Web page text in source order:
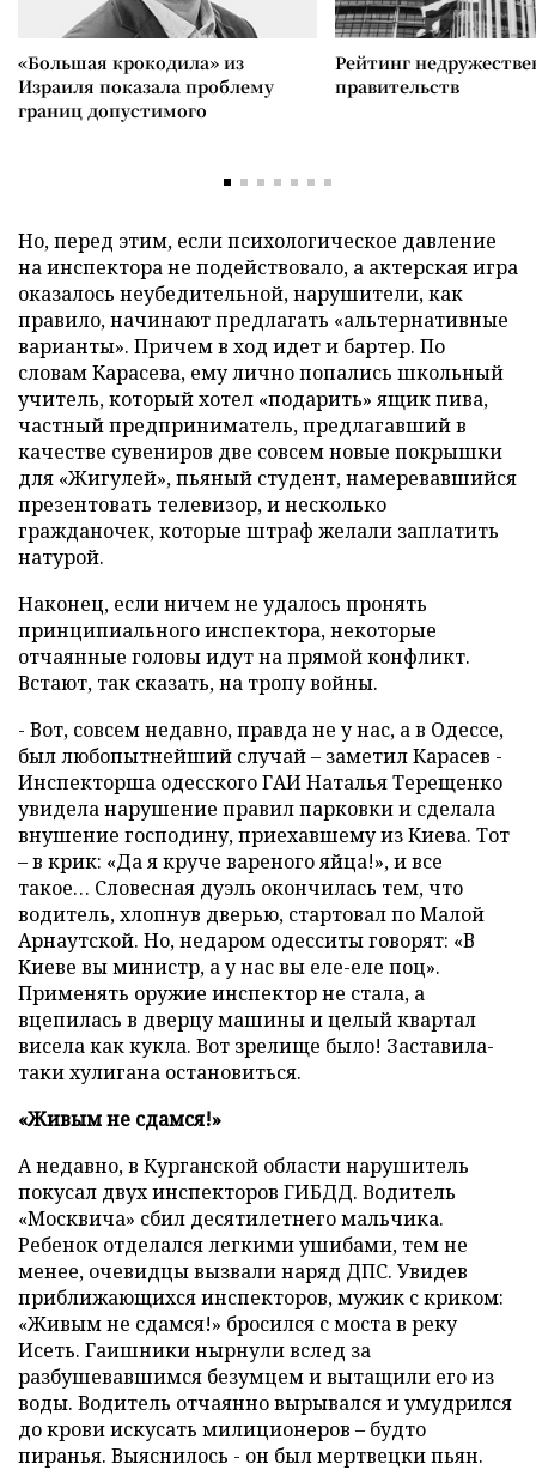
«Большая крокодила» из
Израиля показала проблему
границ допустимого
Рейтинг
правительств
Но, перед этим, если психологическое давление
на инспектора не подействовало, а актерская игра
оказалось неубедительной, нарушители, как
правило, начинают предлагать «альтернативные
варианты». Причем в ход идет и бартер. По
словам Карасева, ему лично попались школьный
учитель, который хотел «подарить» ящик пива,
частный предприниматель, предлагавший в
качестве сувениров две совсем новые покрышки
для «Жигулей», пьяный студент, намеревавшийся
презентовать телевизор, и несколько
гражданочек, которые штраф желали заплатить
натурой.
Наконец, если ничем не удалось пронять
принципиального инспектора, некоторые
отчаянные головы идут на прямой конфликт.
Встают, так сказать, на тропу войны.
- Вот, совсем недавно, правда не у нас, а в Одессе,
был любопытнейший случай – заметил Карасев -
Инспекторша одесского ГАИ Наталья Терещенко
увидела нарушение правил парковки и сделала
внушение господину, приехавшему из Киева. Тот
– в крик: «Да я круче вареного яйца!», и все
такое… Словесная дуэль окончилась тем, что
водитель, хлопнув дверью, стартовал по Малой
Арнаутской. Но, недаром одесситы говорят: «В
Киеве вы министр, а у нас вы еле-еле поц».
Применять оружие инспектор не стала, а
вцепилась в дверцу машины и целый квартал
висела как кукла. Вот зрелище было! Заставила-
таки хулигана остановиться.
«Живым не сдамся!»
А недавно, в Курганской области нарушитель
покусал двух инспекторов ГИБДД. Водитель
«Москвича» сбил десятилетнего мальчика.
Ребенок отделался легкими ушибами, тем не
менее, очевидцы вызвали наряд ДПС. Увидев
приближающихся инспекторов, мужик с криком:
«Живым не сдамся!» бросился с моста в реку
Исеть. Гаишники нырнули вслед за
разбушевавшимся безумцем и вытащили его из
воды. Водитель отчаянно вырывался и умудрился
до крови искусать милиционеров – будто
пиранья. Выяснилось - он был мертвецки пьян.